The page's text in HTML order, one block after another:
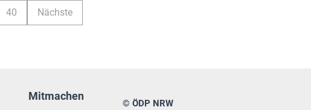
40 Nächste
Mitmachen
© ÖDP NRW